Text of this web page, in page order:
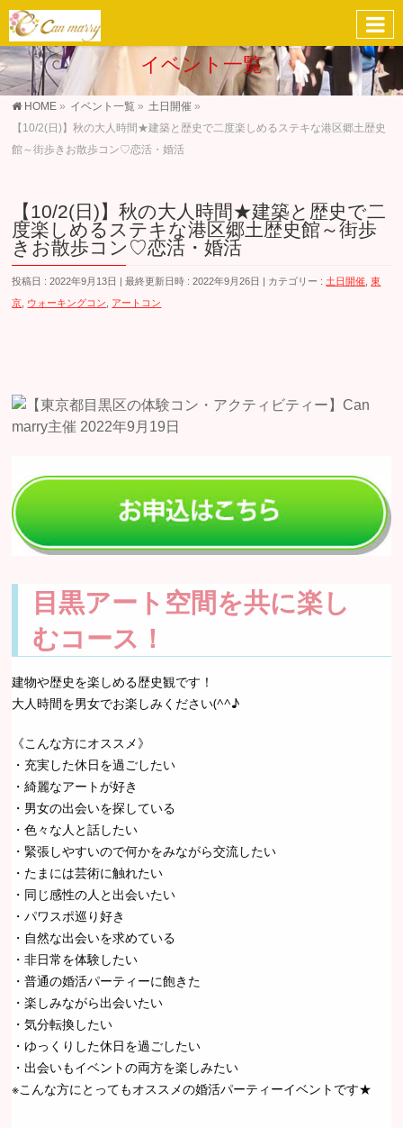
イベント一覧
HOME » イベント一覧 » 土日開催 »
【10/2(日)】秋の大人時間★建築と歴史で二度楽しめるステキな港区郷土歴史
館～街歩きお散歩コン♡恋活・婚活
【10/2(日)】秋の大人時間★建築と歴史で二
度楽しめるステキな港区郷土歴史館～街歩
きお散歩コン♡恋活・婚活
投稿日 : 2022年9月13日 最終更新日時 : 2022年9月26日 カテゴリー : 土日開催 ,東
京 ウォーキングコン アートコン
目黒アート空間を共に楽し
むコース！
建物や歴史を楽しめる歴史観です！
大人時間を男女でお楽しみください(^^♪
《こんな方にオススメ》
・充実した休日を過ごしたい
・綺麗なアートが好き
・男女の出会いを探している
・色々な人と話したい
・緊張しやすいので何かをみながら交流したい
・たまには芸術に触れたい
・同じ感性の人と出会いたい
・パワスポ巡り好き
・自然な出会いを求めている
・非日常を体験したい
・普通の婚活パーティーに飽きた
・楽しみながら出会いたい
・気分転換したい
・ゆっくりした休日を過ごしたい
・出会いもイベントの両方を楽しみたい
※こんな方にとってもオススメの婚活パーティーイベントです★